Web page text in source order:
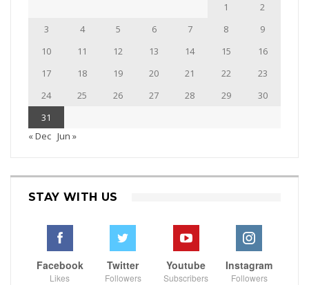
1
2
3
4 5 6 7 8
9
10
11 12 13 14 15
16
17
18 19 20 21 22
23
24
25 26 27 28 29
30
31
« Dec Jun »
STAY WITH US
Facebook
Likes
Twitter
Followers
Youtube
Subscribers
Instagram
Followers